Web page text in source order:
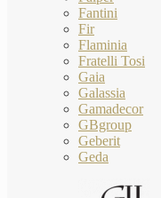
Fantini
Fir
Flaminia
Fratelli Tosi
Gaia
Galassia
Gamadecor
GBgroup
Geberit
Geda